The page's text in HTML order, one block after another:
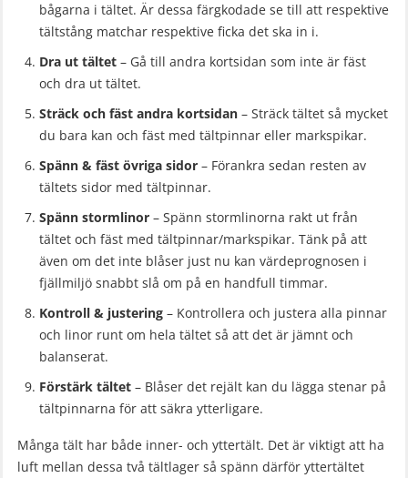
bågarna i tältet. Är dessa färgkodade se till att respektive
tältstång matchar respektive ficka det ska in i.
Dra ut tältet – Gå till andra kortsidan som inte är fäst
och dra ut tältet.
Sträck och fäst andra kortsidan – Sträck tältet så mycket
du bara kan och fäst med tältpinnar eller markspikar.
Spänn & fäst övriga sidor – Förankra sedan resten av
tältets sidor med tältpinnar.
Spänn stormlinor – Spänn stormlinorna rakt ut från
tältet och fäst med tältpinnar/markspikar. Tänk på att
även om det inte blåser just nu kan värdeprognosen i
fjällmiljö snabbt slå om på en handfull timmar.
Kontroll & justering – Kontrollera och justera alla pinnar
och linor runt om hela tältet så att det är jämnt och
balanserat.
Förstärk tältet – Blåser det rejält kan du lägga stenar på
tältpinnarna för att säkra ytterligare.
Många tält har både inner- och yttertält. Det är viktigt att ha
luft mellan dessa två tältlager så spänn därför yttertältet